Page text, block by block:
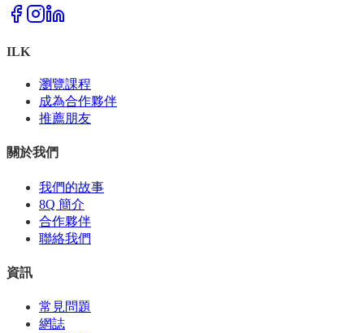
ILK
瀏覽課程
成為合作夥伴
推薦朋友
關於我們
我們的故事
8Q 簡介
合作夥伴
聯絡我們
資訊
常見問題
網誌